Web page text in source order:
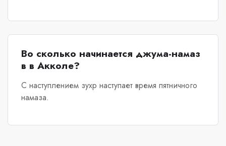
Во сколько начинается джума-намаз
в в Акколе?
С наступлением зухр наступает время пятничного
намаза.